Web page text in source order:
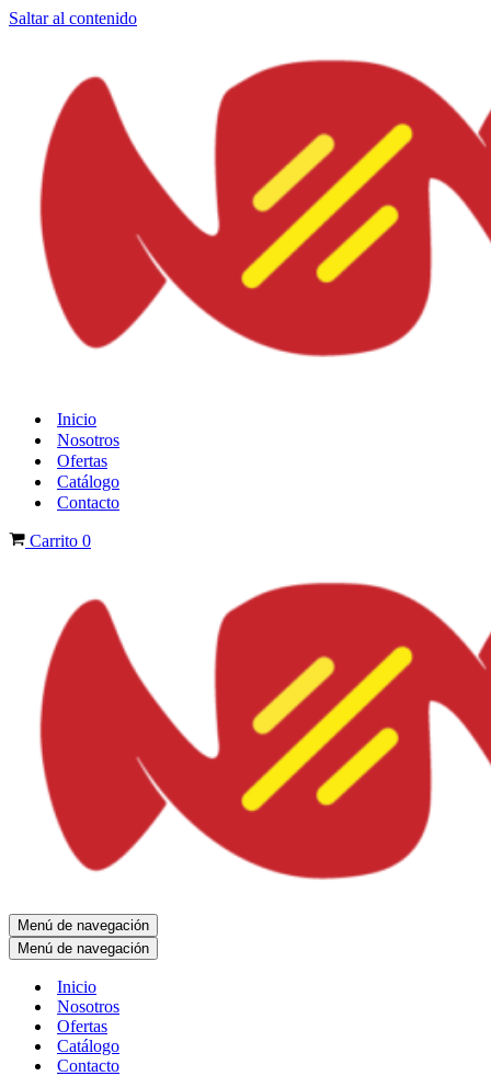
Saltar al contenido
Inicio
Nosotros
Ofertas
Catálogo
Contacto
Carrito 0
Menú de navegación
Menú de navegación
Inicio
Nosotros
Ofertas
Catálogo
Contacto